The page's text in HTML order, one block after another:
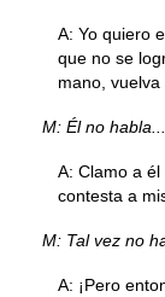
A: Yo quiero
que no se
mano, vuelva
M: Él no habla...
A: Clamo a
contesta a
M: Tal vez no
A: ¡Pero